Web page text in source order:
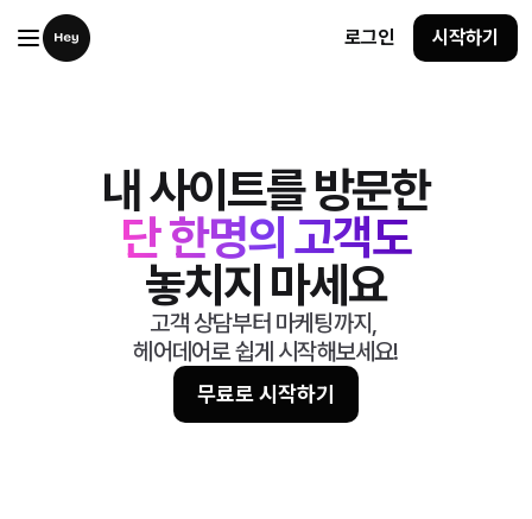
로그인 시작하기
내 사이트를 방문한
단 한명의 고객도
놓치지 마세요
단 한명의 고객도
고객 상담부터 마케팅까지,
헤어데어로 쉽게 시작해보세요!
무료로 시작하기